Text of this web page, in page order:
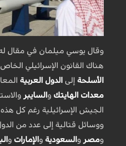
وقال يوسي ميلمان في مقال
هناك القانون الإسرائيلي
الأسلحة إلى الدول العربية
معدات الهايتك و السايبر
الجيش الإسرائيلية رغم كل
ووسائل قتالية إلى عدد من
ومصر و السعودية و الإمارات و